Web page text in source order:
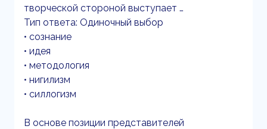
творческой стороной выступает …
Тип ответа: Одиночный выбор
• сознание
• идея
• методология
• нигилизм
• силлогизм
В основе позиции представителей